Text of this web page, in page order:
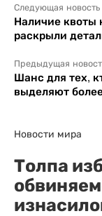
Следующая новость
Наличие квоты
раскрыли
Предыдущая
Шанс для тех,
выделяют
Новости мира
Толпа